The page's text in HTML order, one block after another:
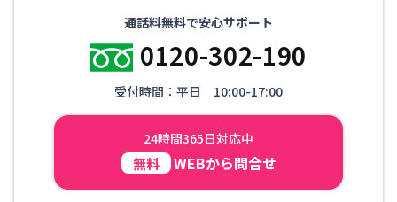
通話料無料で安心サポート
0120-302-190
受付時間：平日 10:00-17:00
24時間365日対応中
無料 WEBから問合せ